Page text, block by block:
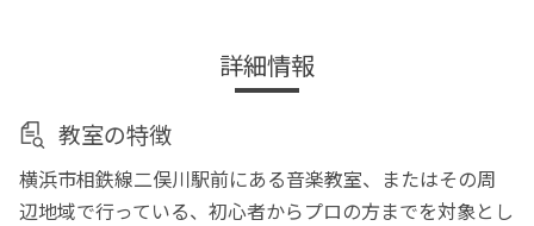
詳細情報
教室の特徴
横浜市相鉄線二俣川駅前にある音楽教室、またはその周
辺地域で行っている、初心者からプロの方までを対象とし